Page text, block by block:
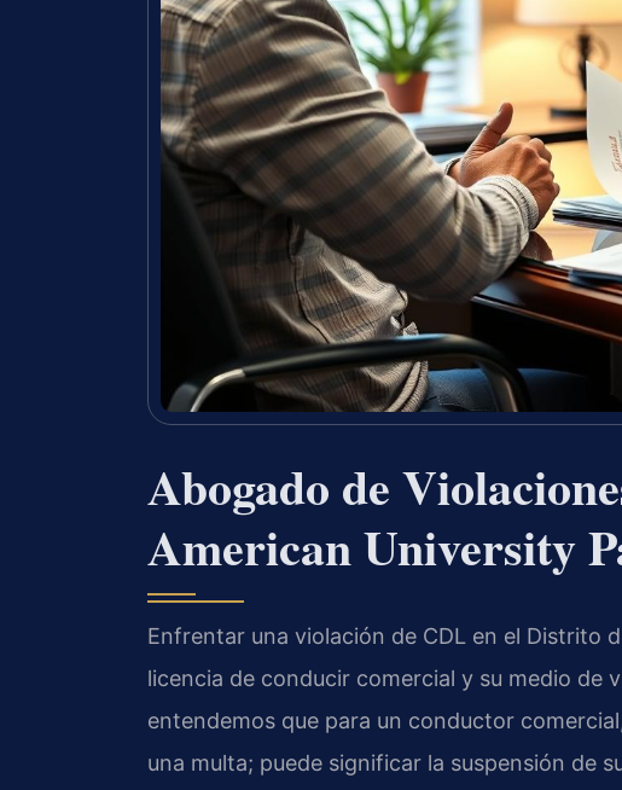
Abogado de
American University
Enfrentar una violación de CDL en el Distrito
licencia de conducir comercial y su medio de
entendemos que para un conductor
una multa; puede significar la suspensión de